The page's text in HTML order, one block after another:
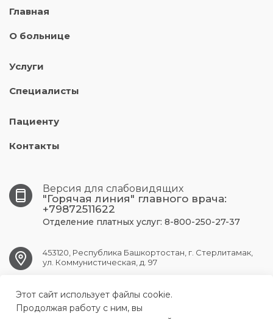
Главная
О больнице
Услуги
Специалисты
Пациенту
Контакты
Версия для слабовидящих
"Горячая линия" главного врача:
+79872511622
Отделение платных услуг: 8-800-250-27-37
453120, Республика Башкортостан, г. Стерлитамак,
ул. Коммунистическая, д. 97
str.gkb1@doctorrb.ru
Этот сайт использует файлы cookie.
Продолжая работу с ним, вы